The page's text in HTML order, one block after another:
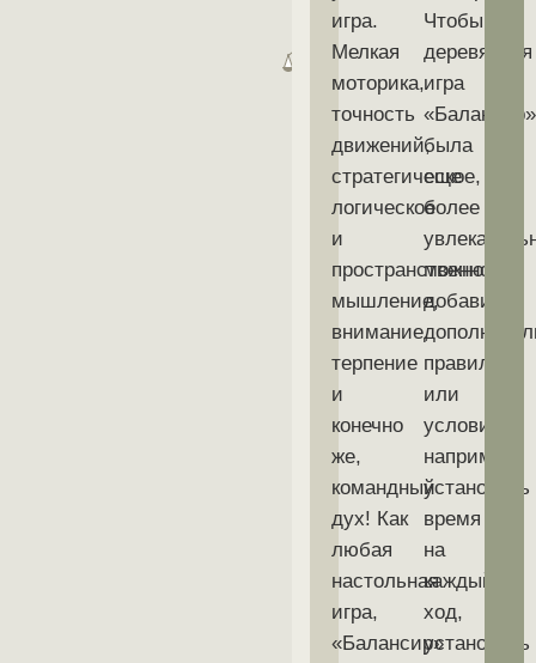
м
4
2
к
игра.
Мелкая
моторика,
точность
движений,
стратегическое,
логическое
и
пространственное
мышление,
внимание,
терпение
и
конечно
же,
командный
дух! Как
любая
настольная
игра,
«Балансир»
Чтобы
деревянная
игра
«Балансир»
была
еще
более
можно
добавить
правила
или
условия,
например,
установить
время
на
каждый
ход,
установить